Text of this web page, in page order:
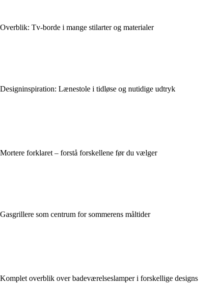
Overblik: Tv-borde i mange stilarter og materialer
Designinspiration: Lænestole i tidløse og nutidige udtryk
Mortere forklaret – forstå forskellene før du vælger
Gasgrillere som centrum for sommerens måltider
Komplet overblik over badeværelseslamper i forskellige designs